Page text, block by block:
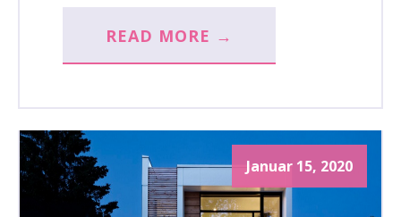
READ MORE →
Januar 15, 2020